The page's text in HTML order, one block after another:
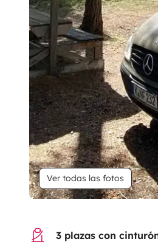
Ver todas las fotos
3 plazas con